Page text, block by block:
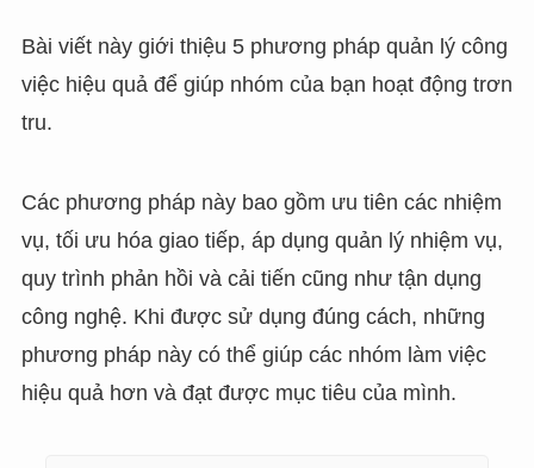
Bài viết này giới thiệu 5 phương pháp quản lý công
việc hiệu quả để giúp nhóm của bạn hoạt động trơn
tru.
Các phương pháp này bao gồm ưu tiên các nhiệm
vụ, tối ưu hóa giao tiếp, áp dụng quản lý nhiệm vụ,
quy trình phản hồi và cải tiến cũng như tận dụng
công nghệ. Khi được sử dụng đúng cách, những
phương pháp này có thể giúp các nhóm làm việc
hiệu quả hơn và đạt được mục tiêu của mình.